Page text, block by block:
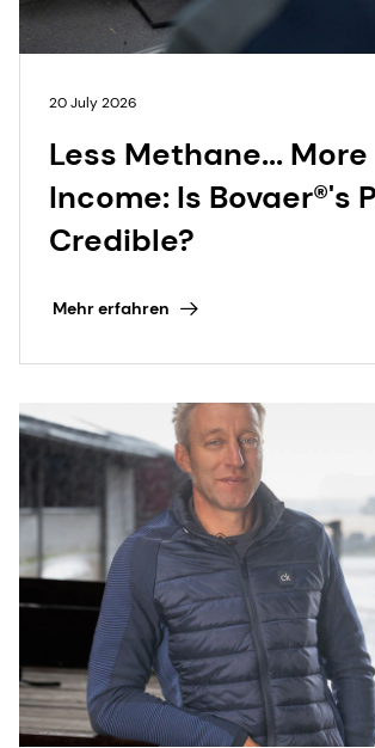
20 July 2026
Less Methane... More
Income: Is Bovaer®'s
Credible?
Mehr erfahren